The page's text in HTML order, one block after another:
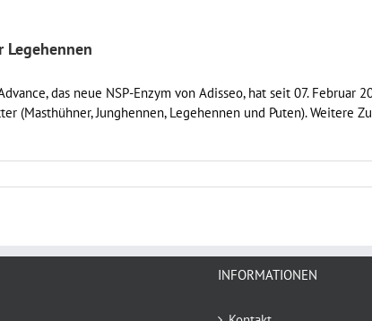
das neue NSP-Enzym von Adisseo, hat seit 07.
(Masthühner, Junghennen, Legehennen und Puten). Weitere
INFORMATIONEN